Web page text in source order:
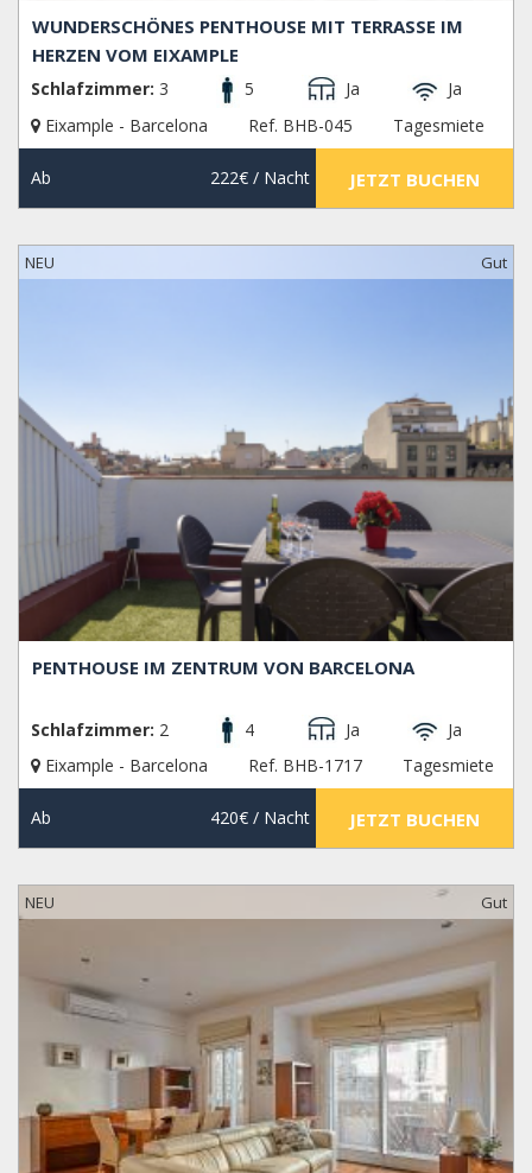
WUNDERSCHÖNES PENTHOUSE MIT TERRASSE IM
HERZEN VOM EIXAMPLE
Schlafzimmer: 3 5 Ja
Ja
Eixample - Barcelona
Ref. BHB-045 Tagesmiete
Ab 222€/ Nacht JETZT BUCHEN
NEU Gut
PENTHOUSE IM ZENTRUM VON BARCELONA
Schlafzimmer: 2 4 Ja
Ja
Eixample - Barcelona
Ref. BHB-1717 Tagesmiete
Ab 420€/ Nacht JETZT BUCHEN
NEU Gut